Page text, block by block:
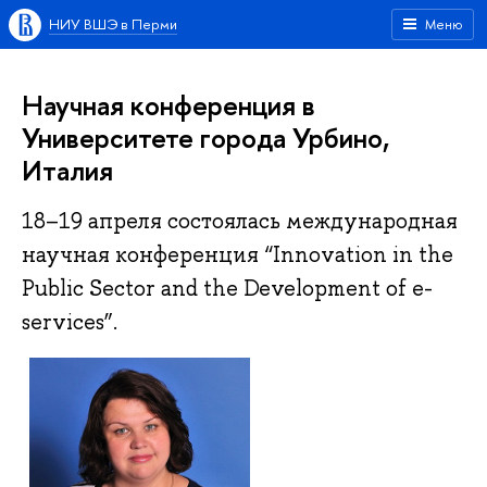
Меню
НИУ ВШЭ в Перми
Научная конференция в
Университете города Урбино,
Италия
18–19 апреля состоялась международная
научная конференция “Innovation in the
Public Sector and the Development of e-
services”.